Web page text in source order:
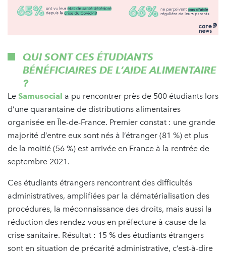
QUI SONT CES ÉTUDIANTS
BÉNÉFICIAIRES DE L’AIDE ALIMENTAIRE
?
Le Samusocial a pu rencontrer près de 500 étudiants lors
d’une quarantaine de distributions alimentaires
organisée en Île-de-France. Premier constat : une grande
majorité d’entre eux sont nés à l’étranger (81 %) et plus
de la moitié (56 %) est arrivée en France à la rentrée de
septembre 2021.
Ces étudiants étrangers rencontrent des difficultés
administratives, amplifiées par la dématérialisation des
procédures, la méconnaissance des droits, mais aussi la
réduction des rendez-vous en préfecture à cause de la
crise sanitaire. Résultat : 15 % des étudiants étrangers
sont en situation de précarité administrative, c’est-à-dire